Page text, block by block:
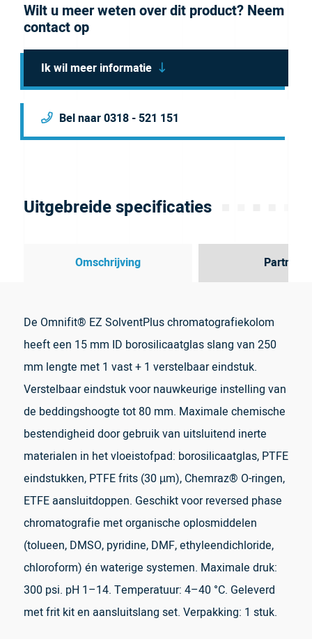
Wilt u meer weten over dit product? Neem
contact op
Ik wil meer informatie
Bel naar 0318 - 521 151
Uitgebreide specificaties
Omschrijving Partner
De Omnifit® EZ SolventPlus chromatografiekolom
heeft een 15 mm ID borosilicaatglas slang van 250
mm lengte met 1 vast + 1 verstelbaar eindstuk.
Verstelbaar eindstuk voor nauwkeurige instelling van
de beddingshoogte tot 80 mm. Maximale chemische
bestendigheid door gebruik van uitsluitend inerte
materialen in het vloeistofpad: borosilicaatglas, PTFE
eindstukken, PTFE frits (30 µm), Chemraz® O-ringen,
ETFE aansluitdoppen. Geschikt voor reversed phase
chromatografie met organische oplosmiddelen
(tolueen, DMSO, pyridine, DMF, ethyleendichloride,
chloroform) én waterige systemen. Maximale druk:
300 psi. pH 1–14. Temperatuur: 4–40 °C. Geleverd
met frit kit en aansluitslang set. Verpakking: 1 stuk.